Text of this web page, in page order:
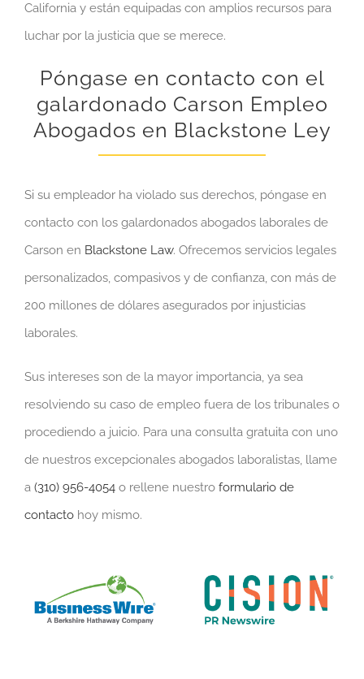
California y están equipadas con amplios recursos para
luchar por la justicia que se merece.
Póngase en contacto con el
galardonado Carson Empleo
Abogados en Blackstone Ley
Si su empleador ha violado sus derechos, póngase en
contacto con los galardonados abogados laborales de
Carson en Blackstone Law. Ofrecemos servicios legales
personalizados, compasivos y de confianza, con más de
200 millones de dólares asegurados por injusticias
laborales.
Sus intereses son de la mayor importancia, ya sea
resolviendo su caso de empleo fuera de los tribunales o
procediendo a juicio. Para una consulta gratuita con uno
de nuestros excepcionales abogados laboralistas, llame
a (310) 956-4054 o rellene nuestro formulario de
contacto hoy mismo.